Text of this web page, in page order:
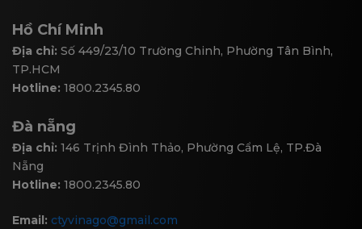
Hồ Chí Minh
Địa chỉ: Số 449/23/10 Trường Chinh, Phường Tân Bình,
TP.HCM
Hotline: 1800.2345.80
Đà nẵng
Địa chỉ: 146 Trịnh Đình Thảo, Phường Cẩm Lệ, TP.Đà
Nẵng
Hotline: 1800.2345.80
Email: ctyvinago@gmail.com